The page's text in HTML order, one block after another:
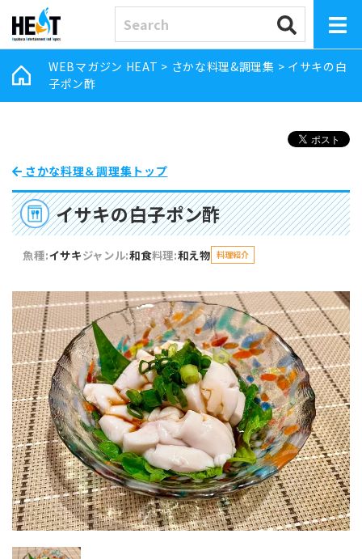
WEBマガジン HEAT > さかな料理&調理集 > イサキの白
子ポン酢
さかな料理＆調理集トップ
イサキの白子ポン酢
魚種:イサキジャンル:和食料理:和え物 料理紹介